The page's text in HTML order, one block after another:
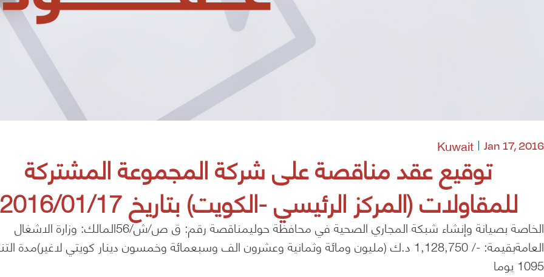
توقيع عقد مناقصة على شركة المجموعة المشتركة
للمقاولات (المركز الرئيسي -الكويت) بتاريخ 2016/01/17
Jan 17, 2016
Kuwait
الخاصة بصيانة وإنشاء شبكة المجاري الصحية في محافظة حوليمناقصة رقم: ق ص/ش/56المالك: وزارة الاشغال
العامةبقيمة: -/ 1,128,750 د.ك (مليون ومائة وثمانية وعشرون الف وسبعمائة وخمسون دينار كويتي لاغير)مدة
1095 يوما